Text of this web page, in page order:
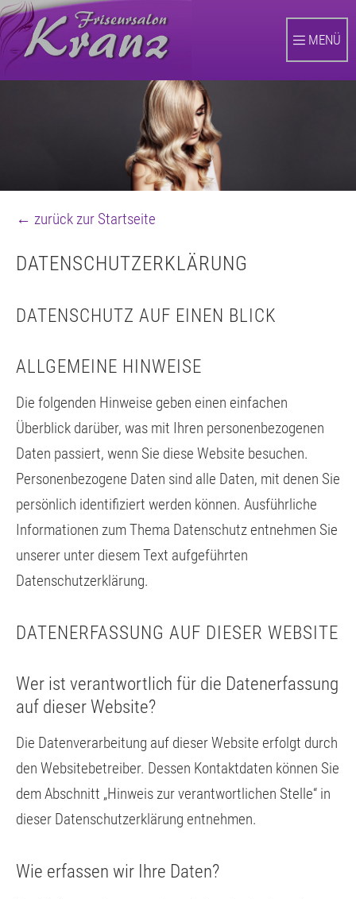
Zum
Hauptinhalt
wechseln
MENÜ
← zurück zur Startseite
DATENSCHUTZERKLÄRUNG
DATENSCHUTZ AUF EINEN BLICK
ALLGEMEINE HINWEISE
Die folgenden Hinweise geben einen einfachen
Überblick darüber, was mit Ihren personenbezogenen
Daten passiert, wenn Sie diese Website besuchen.
Personenbezogene Daten sind alle Daten, mit denen Sie
persönlich identifiziert werden können. Ausführliche
Informationen zum Thema Datenschutz entnehmen Sie
unserer unter diesem Text aufgeführten
Datenschutzerklärung.
DATENERFASSUNG AUF DIESER WEBSITE
Wer ist verantwortlich für die Datenerfassung
auf dieser Website?
Die Datenverarbeitung auf dieser Website erfolgt durch
den Websitebetreiber. Dessen Kontaktdaten können Sie
dem Abschnitt „Hinweis zur verantwortlichen Stelle“ in
dieser Datenschutzerklärung entnehmen.
Wie erfassen wir Ihre Daten?